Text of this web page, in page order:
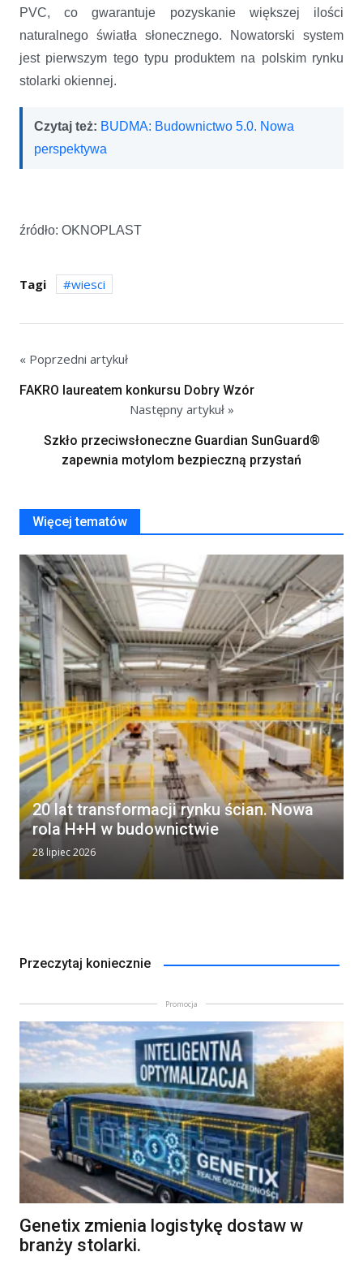
PVC, co gwarantuje pozyskanie większej ilości
naturalnego światła słonecznego. Nowatorski system
jest pierwszym tego typu produktem na polskim rynku
stolarki okiennej.
Czytaj też: BUDMA: Budownictwo 5.0. Nowa
perspektywa
źródło: OKNOPLAST
Tagi wiesci
« Poprzedni artykuł
FAKRO laureatem konkursu Dobry Wzór
Następny artykuł »
Szkło przeciwsłoneczne Guardian SunGuard®
zapewnia motylom bezpieczną przystań
Więcej tematów
20 lat transformacji rynku ścian. Nowa
rola H+H w budownictwie
28 lipiec 2026
Przeczytaj koniecznie
Promocja
Genetix zmienia logistykę dostaw w
branży stolarki.